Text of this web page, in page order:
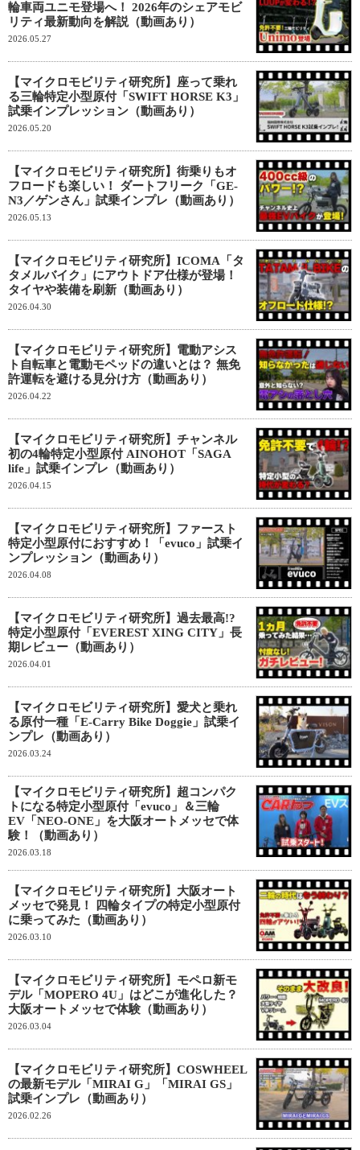
輪車両ユニモ登場へ！ 2026年のシェアモビ
リティ最新動向を解説（動画あり）
2026.05.27
【マイクロモビリティ研究所】座って乗れ
る三輪特定小型原付「SWIFT HORSE K3」
試乗インプレッション（動画あり）
2026.05.20
【マイクロモビリティ研究所】街乗りもオ
フロードも楽しい！ ダートフリーク「GE-
N3／ゲンさん」試乗インプレ（動画あり）
2026.05.13
【マイクロモビリティ研究所】ICOMA「タ
タメルバイク」にアウトドア仕様が登場！
タイヤや装備を刷新（動画あり）
2026.04.30
【マイクロモビリティ研究所】電動アシス
ト自転車と電動モペッドの違いとは？ 無免
許運転を避ける見分け方（動画あり）
2026.04.22
【マイクロモビリティ研究所】チャンネル
初の4輪特定小型原付 AINOHOT「SAGA
life」試乗インプレ（動画あり）
2026.04.15
【マイクロモビリティ研究所】ファースト
特定小型原付におすすめ！「evuco」試乗イ
ンプレッション（動画あり）
2026.04.08
【マイクロモビリティ研究所】過去最高!?
特定小型原付「EVEREST XING CITY」長
期レビュー（動画あり）
2026.04.01
【マイクロモビリティ研究所】愛犬と乗れ
る原付一種「E-Carry Bike Doggie」試乗イ
ンプレ（動画あり）
2026.03.24
【マイクロモビリティ研究所】超コンパク
トになる特定小型原付「evuco」＆三輪
EV「NEO-ONE」を大阪オートメッセで体
験！（動画あり）
2026.03.18
【マイクロモビリティ研究所】大阪オート
メッセで発見！ 四輪タイプの特定小型原付
に乗ってみた（動画あり）
2026.03.10
【マイクロモビリティ研究所】モペロ新モ
デル「MOPERO 4U」はどこが進化した？
大阪オートメッセで体験（動画あり）
2026.03.04
【マイクロモビリティ研究所】COSWHEEL
の最新モデル「MIRAI G」「MIRAI GS」
試乗インプレ（動画あり）
2026.02.26